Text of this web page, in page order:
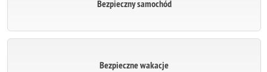
Bezpieczny samochód
Bezpieczne wakacje